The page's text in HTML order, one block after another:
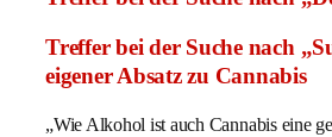
Treffer bei der Suche nach
eigener Absatz zu Cannabis
„Wie Alkohol ist auch Cannabis eine